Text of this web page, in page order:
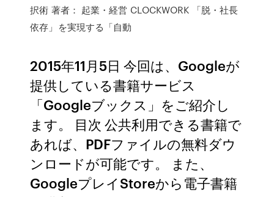
択術 著者： 起業・経営 CLOCKWORK 「脱・社長
依存」を実現する「自動
2015年11月5日 今回は、Googleが
提供している書籍サービス
「Googleブックス」をご紹介し
ます。 目次 公共利用できる書籍で
あれば、PDFファイルの無料ダウ
ンロードが可能です。 また、
GoogleプレイStoreから電子書籍